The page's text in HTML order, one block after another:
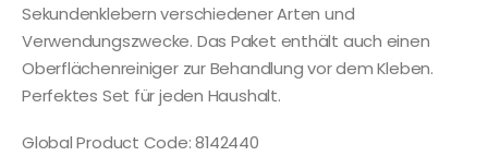
Sekundenklebern verschiedener Arten und
Verwendungszwecke. Das Paket enthält auch einen
Oberflächenreiniger zur Behandlung vor dem Kleben.
Perfektes Set für jeden Haushalt.
Global Product Code: 8142440